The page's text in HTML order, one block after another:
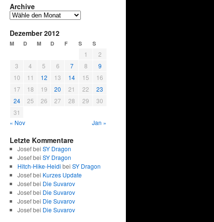
Archive
Dezember 2012
M D M D F S S
« Nov Jan »
1
2
3
4 5 6 7 8
9
10
11 12 13 14 15
16
17
18 19 20 21 22
23
24
25 26 27 28 29
30
31
Letzte Kommentare
Josef bei SY Dragon
Josef bei SY Dragon
Hitch-Hike-Heidi bei SY Dragon
Josef bei Kurzes Update
Josef bei Die Suvarov
Josef bei Die Suvarov
Josef bei Die Suvarov
Josef bei Die Suvarov